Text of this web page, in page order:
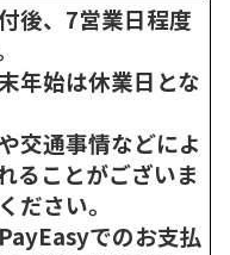
後、7営業日程度
年始は休業日とな
交通事情などによ
ることがございま
ださい。
でのお支払